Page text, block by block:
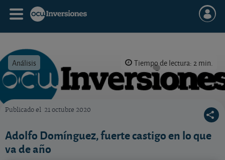
Análisis Tiempo de lectura: 2 min.
Publicado el 21 octubre 2020
Adolfo Domínguez, fuerte castigo en lo que
va de año